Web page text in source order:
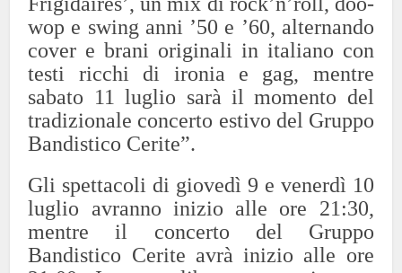
wop e swing anni ’50 e ’60, alternando
cover e brani originali in italiano con
testi ricchi di ironia e gag, mentre
sabato 11 luglio sarà il momento del
tradizionale concerto estivo del Gruppo
Bandistico Cerite”.
Gli spettacoli di giovedì 9 e venerdì 10
luglio avranno inizio alle ore 21:30,
mentre il concerto del Gruppo
Bandistico Cerite avrà inizio alle ore